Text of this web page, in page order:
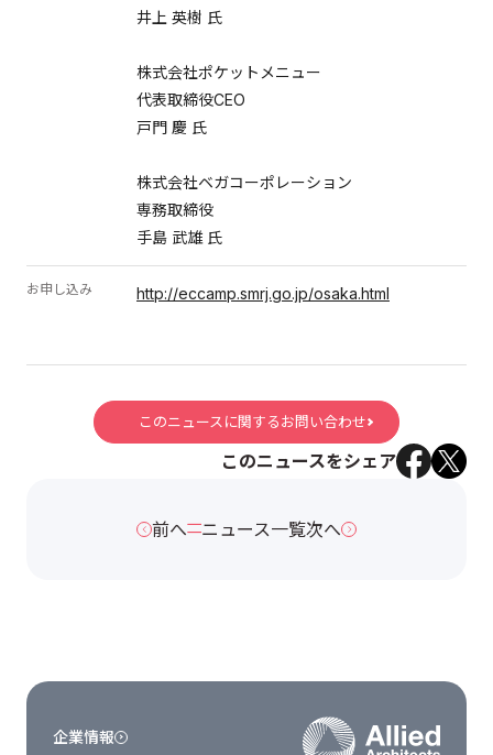
井上 英樹 氏
株式会社ポケットメニュー
代表取締役CEO
戸門 慶 氏
株式会社ベガコーポレーション
専務取締役
手島 武雄 氏
お申し込み http://eccamp.smrj.go.jp/osaka.html
このニュースに関するお問い合わせ
このニュースをシェア
前へ ニュース一覧次へ
企業情報